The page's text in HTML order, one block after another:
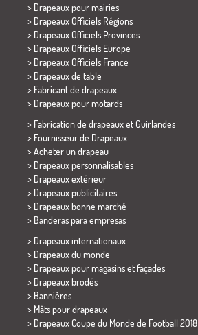
> Drapeaux pour mairies
> Drapeaux Officiels Régions
> Drapeaux Officiels Provinces
> Drapeaux Officiels Europe
> Drapeaux Officiels France
> Drapeaux de table
> Fabricant de drapeaux
> Drapeaux pour motards
> Fabrication de drapeaux et Guirlandes
> Fournisseur de Drapeaux
> Acheter un drapeau
> Drapeaux personnalisables
> Drapeaux extérieur
> Drapeaux publicitaires
> Drapeaux bonne marché
> Banderas para empresas
> Drapeaux internationaux
> Drapeaux du monde
> Drapeaux pour magasins et façades
> Drapeaux brodés
> Bannières
> Mâts pour drapeaux
> Drapeaux Coupe du Monde de Football 2018